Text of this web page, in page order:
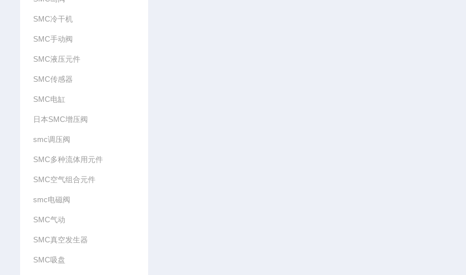
SMC冷干机
SMC手动阀
SMC液压元件
SMC传感器
SMC电缸
日本SMC增压阀
smc调压阀
SMC多种流体用元件
SMC空气组合元件
smc电磁阀
SMC气动
SMC真空发生器
SMC吸盘